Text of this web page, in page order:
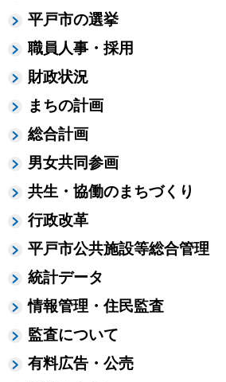
平戸市の選挙
職員人事・採用
財政状況
まちの計画
総合計画
男女共同参画
共生・協働のまちづくり
行政改革
平戸市公共施設等総合管理
統計データ
情報管理・住民監査
監査について
有料広告・公売